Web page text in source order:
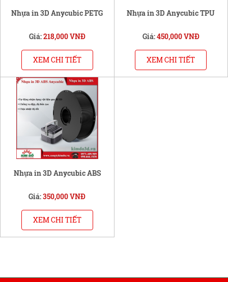
Nhựa in 3D Anycubic PETG
Giá:218,000 VNĐ
XEM CHI TIẾT
Nhựa in 3D Anycubic TPU
Giá:450,000 VNĐ
XEM CHI TIẾT
Nhựa in 3D Anycubic ABS
Giá:350,000 VNĐ
XEM CHI TIẾT